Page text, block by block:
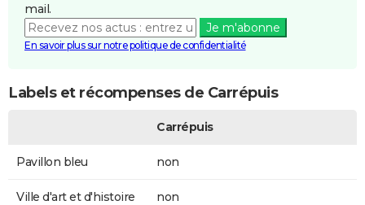
mail.
Je m'abonne
En savoir plus sur notre politique de confidentialité
Labels et récompenses de Carrépuis
Carrépuis
Pavillon bleu non
Ville d'art et d'histoire non